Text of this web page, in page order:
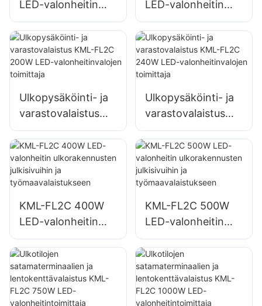
LED-valonheitin
ulkomainostauluille
ja suurille kylteille
LED-valonheitin
ulkoseinien ja
aluevalaistukseen
Ulkopysäköinti- ja
varastovalaistus
KML-FL2C 200W
LED-
valonheitinvalojen
toimittaja
Ulkopysäköinti- ja
varastovalaistus
KML-FL2C 240W
LED-
valonheitinvalojen
toimittaja
KML-FL2C 400W
LED-valonheitin
ulkorakennusten
julkisivuihin ja
työmaavalaistuksee
n
KML-FL2C 500W
LED-valonheitin
ulkorakennusten
julkisivuihin ja
työmaavalaistuksee
n